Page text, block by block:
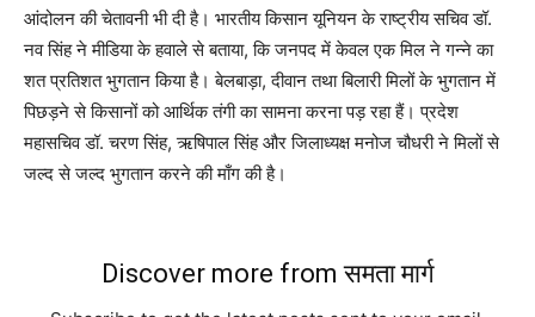
आंदोलन की चेतावनी भी दी है। भारतीय किसान यूनियन के राष्ट्रीय सचिव डॉ.
नव सिंह ने मीडिया के हवाले से बताया, कि जनपद में केवल एक मिल ने गन्ने का
शत प्रतिशत भुगतान किया है। बेलबाड़ा, दीवान तथा बिलारी मिलों के भुगतान में
पिछड़ने से किसानों को आर्थिक तंगी का सामना करना पड़ रहा हैं। प्रदेश
महासचिव डॉ. चरण सिंह, ऋषिपाल सिंह और जिलाध्यक्ष मनोज चौधरी ने मिलों से
जल्द से जल्द भुगतान करने की माँग की है।
Discover more from समता मार्ग